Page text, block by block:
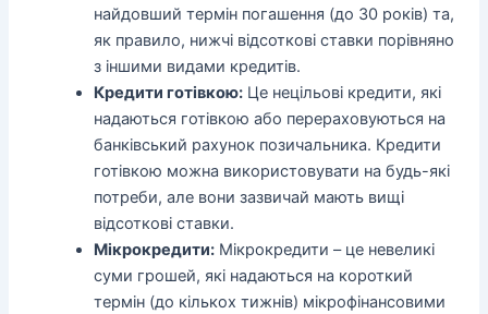
найдовший термін погашення (до 30 років) та,
як правило, нижчі відсоткові ставки порівняно
з іншими видами кредитів.
Кредити готівкою: Це нецільові кредити, які
надаються готівкою або перераховуються на
банківський рахунок позичальника. Кредити
готівкою можна використовувати на будь-які
потреби, але вони зазвичай мають вищі
відсоткові ставки.
Мікрокредити: Мікрокредити – це невеликі
суми грошей, які надаються на короткий
термін (до кількох тижнів) мікрофінансовими